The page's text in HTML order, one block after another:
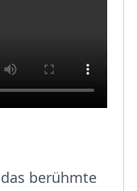
berühmte